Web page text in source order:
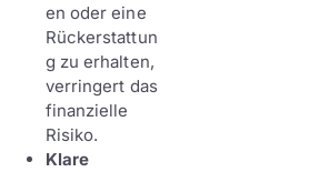
en oder eine
Rückerstattun
g zu erhalten,
verringert das
finanzielle
Risiko.
Klare